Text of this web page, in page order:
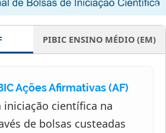
PIBIC ENSINO MÉDIO (EM)
Ações Afirmativas (AF)
iniciação científica na
de bolsas custeadas